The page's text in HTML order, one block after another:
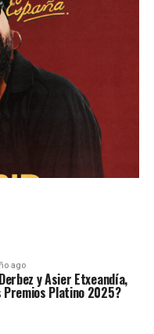
ago
y Asier Etxeandía,
Platino 2025?